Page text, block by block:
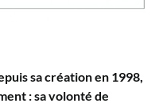
sa création en 1998,
: sa volonté de